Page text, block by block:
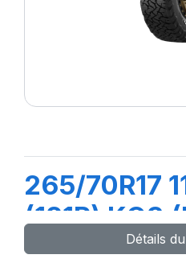
265/70R17
(121R) KO3
Détails